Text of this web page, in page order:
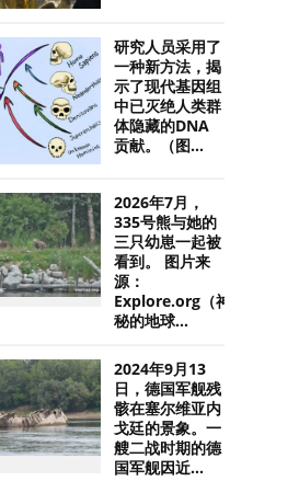
研究人员采用了
一种新方法，揭
示了现代基因组
中已灭绝人类群
体隐藏的DNA
贡献。（图...
2026年7月，
335号熊与她的
三只幼崽一起被
看到。 图片来
源：
Explore.org（神
秘的地球...
2024年9月13
日，德国军舰残
骸在塞尔维亚内
戈廷的景象。一
艘二战时期的德
国军舰因近...